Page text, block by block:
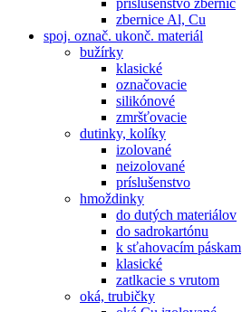
príslušenstvo zberníc
zbernice Al, Cu
spoj. označ. ukonč. materiál
bužírky
klasické
označovacie
silikónové
zmršťovacie
dutinky, kolíky
izolované
neizolované
príslušenstvo
hmoždinky
do dutých materiálov
do sadrokartónu
k sťahovacím páskam
klasické
zatlkacie s vrutom
oká, trubičky